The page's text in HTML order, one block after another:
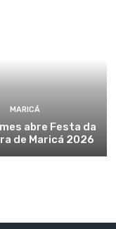
MARICÁ
abre Festa da
de Maricá 2026